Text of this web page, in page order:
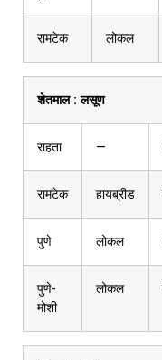
रामटेक लोकल
शेतमाल :लसूण
राहता —
रामटेक हायब्रीड
पुणे लोकल
पुणे-
मोशी
लोकल